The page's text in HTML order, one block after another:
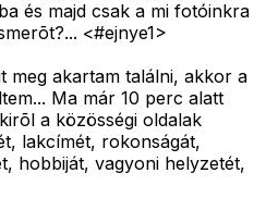
és majd csak a mi fotóinkra
<#ejnye1>
meg akartam találni, akkor a
Ma már 10 perc alatt
a közösségi oldalak
lakcímét, rokonságát,
hobbiját, vagyoni helyzetét,